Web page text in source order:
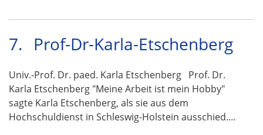
7. Prof-Dr-Karla-Etschenberg
Univ.-Prof. Dr. paed. Karla Etschenberg Prof. Dr.
Karla Etschenberg "Meine Arbeit ist mein Hobby"
sagte Karla Etschenberg, als sie aus dem
Hochschuldienst in Schleswig-Holstein ausschied.…